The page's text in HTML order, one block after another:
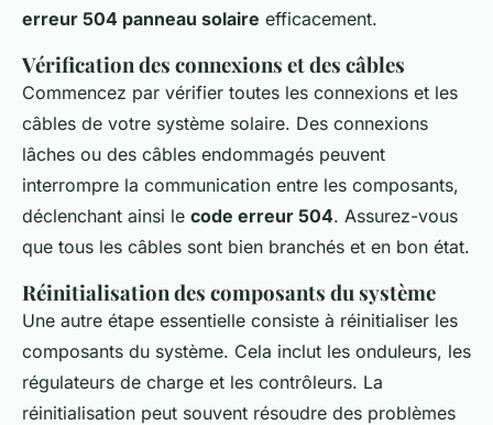
erreur 504 panneau solaire efficacement.
Vérification des connexions et des câbles
Commencez par vérifier toutes les connexions et les
câbles de votre système solaire. Des connexions
lâches ou des câbles endommagés peuvent
interrompre la communication entre les composants,
déclenchant ainsi le code erreur 504. Assurez-vous
que tous les câbles sont bien branchés et en bon état.
Réinitialisation des composants du système
Une autre étape essentielle consiste à réinitialiser les
composants du système. Cela inclut les onduleurs, les
régulateurs de charge et les contrôleurs. La
réinitialisation peut souvent résoudre des problèmes